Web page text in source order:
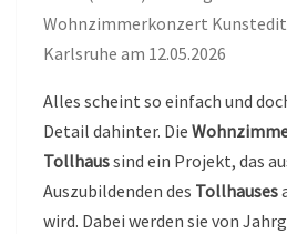
Wohnzimmerkonzert
Karlsruhe am 12.05.2026
Alles scheint so einfach und
Detail dahinter. Die
Tollhaussind ein Projekt, das
Auszubildenden des Tollhauses
wird. Dabei werden sie von